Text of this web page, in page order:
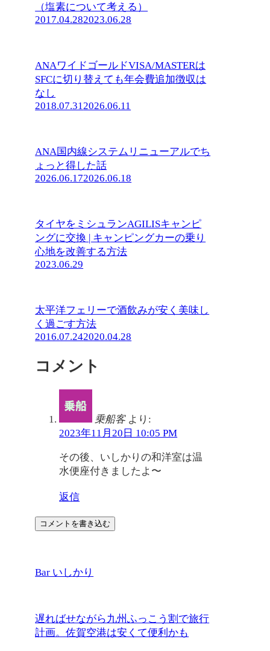
（塩素について考える）
2017.04.282023.06.28
ANAワイドゴールドVISA/MASTERは
SFCに切り替えても年会費追加徴収は
なし
2018.07.31 2026.06.11
ANA国内線システムリニューアルでち
ょっと得した話
2026.06.172026.06.18
タイヤをミシュランAGILISキャンピ
ングに交換 | キャンピングカーの乗り
心地を改善する方法
2023.06.29
太平洋フェリーで酒飲みが安く美味し
く過ごす方法
2016.07.242020.04.28
コメント
乗船客 より:
2023年11月20日 10:05 PM
その後、いしかりの和洋室は温
水便座付きましたよ〜
返信
コメントを書き込む
Bar いしかり
遅ればせながら九州ふっこう割で旅行
計画。佐賀空港は安くて便利かも